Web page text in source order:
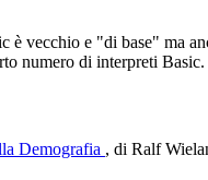
è vecchio e "di base" ma
numero di interpreti Basic.
Demografia , di Ralf